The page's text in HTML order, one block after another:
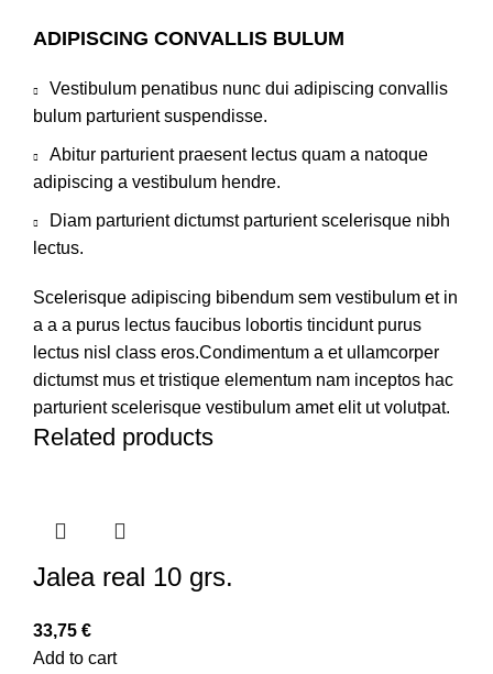
ADIPISCING CONVALLIS BULUM
Vestibulum penatibus nunc dui adipiscing convallis
bulum parturient suspendisse.
Abitur parturient praesent lectus quam a natoque
adipiscing a vestibulum hendre.
Diam parturient dictumst parturient scelerisque nibh
lectus.
Scelerisque adipiscing bibendum sem vestibulum et in
a a a purus lectus faucibus lobortis tincidunt purus
lectus nisl class eros.Condimentum a et ullamcorper
dictumst mus et tristique elementum nam inceptos hac
parturient scelerisque vestibulum amet elit ut volutpat.
Related products
Jalea real 10 grs.
33,75 €
Add to cart